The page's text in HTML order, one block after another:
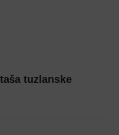
tuzlanske